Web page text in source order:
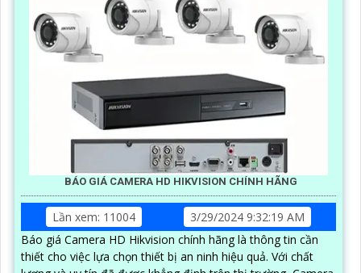
BÁO GIÁ CAMERA HD HIKVISION CHÍNH HÃNG
Lần xem: 11004
3/29/2024 9:32:19 AM
Báo giá Camera HD Hikvision chính hãng là thông tin cần
thiết cho việc lựa chọn thiết bị an ninh hiệu quả. Với chất